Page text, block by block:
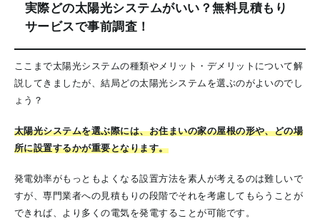
実際どの太陽光システムがいい？無料見積もり
サービスで事前調査！
ここまで太陽光システムの種類やメリット・デメリットについて解
説してきましたが、結局どの太陽光システムを選ぶのがよいのでし
ょう？
太陽光システムを選ぶ際には、お住まいの家の屋根の形や、どの場
所に設置するかが重要となります。
発電効率がもっともよくなる設置方法を素人が考えるのは難しいで
すが、専門業者への見積もりの段階でそれを考慮してもらうことが
できれば、より多くの電気を発電することが可能です。